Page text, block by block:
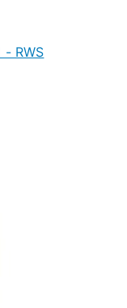
RWS